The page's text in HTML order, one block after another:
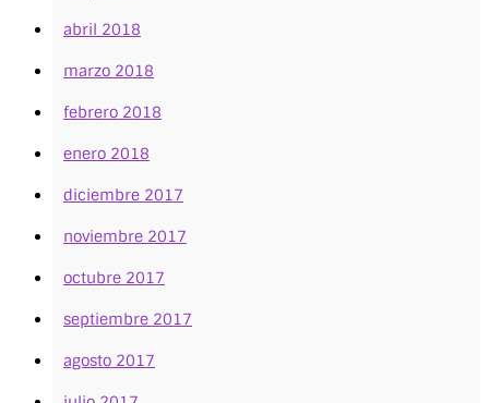
abril 2018
marzo 2018
febrero 2018
enero 2018
diciembre 2017
noviembre 2017
octubre 2017
septiembre 2017
agosto 2017